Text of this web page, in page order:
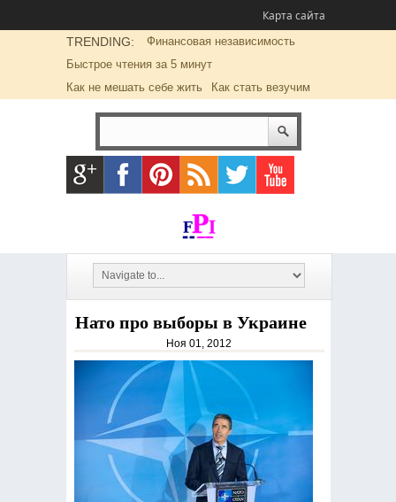
Карта сайта
TRENDING:
Финансовая независимость
Быстрое чтения за 5 минут
Как не мешать себе жить
Как стать везучим
Нато про выборы в Украине
Ноя 01, 2012